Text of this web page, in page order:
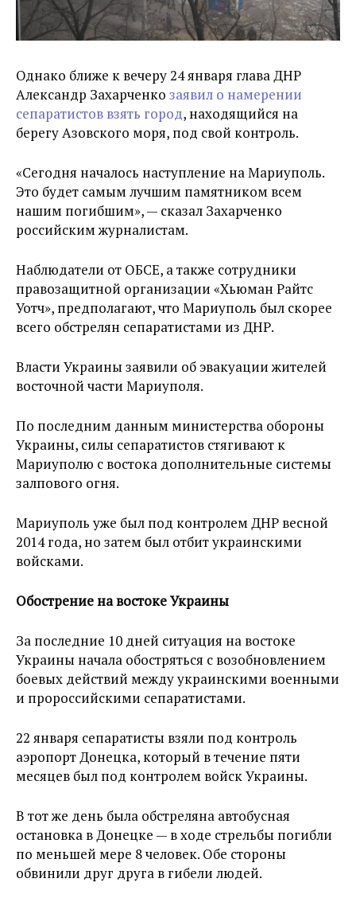
Однако ближе к вечеру 24 января глава ДНР
Александр Захарченко заявил о намерении
сепаратистов взять город, находящийся на
берегу Азовского моря, под свой контроль.
«Сегодня началось наступление на Мариуполь.
Это будет самым лучшим памятником всем
нашим погибшим», — сказал Захарченко
российским журналистам.
Наблюдатели от ОБСЕ, а также сотрудники
правозащитной организации «Хьюман Райтс
Уотч», предполагают, что Мариуполь был скорее
всего обстрелян сепаратистами из ДНР.
Власти Украины заявили об эвакуации жителей
восточной части Мариуполя.
По последним данным министерства обороны
Украины, силы сепаратистов стягивают к
Мариуполю с востока дополнительные системы
залпового огня.
Мариуполь уже был под контролем ДНР весной
2014 года, но затем был отбит украинскими
войсками.
Обострение на востоке Украины
За последние 10 дней ситуация на востоке
Украины начала обостряться с возобновлением
боевых действий между украинскими военными
и пророссийскими сепаратистами.
22 января сепаратисты взяли под контроль
аэропорт Донецка, который в течение пяти
месяцев был под контролем войск Украины.
В тот же день была обстреляна автобусная
остановка в Донецке — в ходе стрельбы погибли
по меньшей мере 8 человек. Обе стороны
обвинили друг друга в гибели людей.